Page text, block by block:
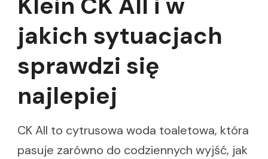
jakich sytuacjach
sprawdzi się
najlepiej
CK All to cytrusowa woda toaletowa, która
pasuje zarówno do codziennych wyjść, jak